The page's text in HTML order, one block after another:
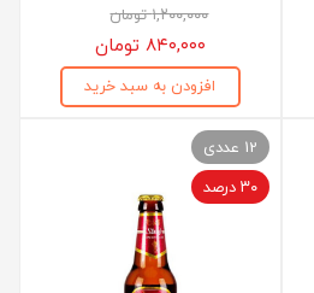
۱,۲۰۰,۰۰۰ تومان
۸۴۰,۰۰۰ تومان
افزودن به سبد خرید
12 عددی
۳۰ درصد